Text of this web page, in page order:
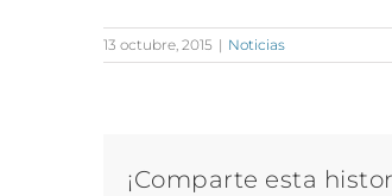
13 octubre, 2015 | Noticias
¡Comparte esta